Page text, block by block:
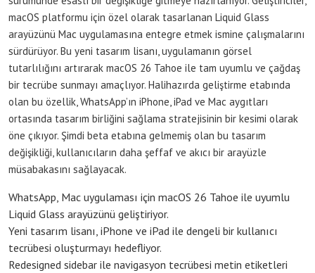
macOS platformu için özel olarak tasarlanan Liquid Glass
arayüzünü Mac uygulamasına entegre etmek ismine çalışmalarını
sürdürüyor. Bu yeni tasarım lisanı, uygulamanın görsel
tutarlılığını artırarak macOS 26 Tahoe ile tam uyumlu ve çağdaş
bir tecrübe sunmayı amaçlıyor. Halihazırda geliştirme etabında
olan bu özellik, WhatsApp’ın iPhone, iPad ve Mac aygıtları
ortasında tasarım birliğini sağlama stratejisinin bir kesimi olarak
öne çıkıyor. Şimdi beta etabına gelmemiş olan bu tasarım
değişikliği, kullanıcıların daha şeffaf ve akıcı bir arayüzle
müsabakasını sağlayacak.
WhatsApp, Mac uygulaması için macOS 26 Tahoe ile uyumlu
Liquid Glass arayüzünü geliştiriyor.
Yeni tasarım lisanı, iPhone ve iPad ile dengeli bir kullanıcı
tecrübesi oluşturmayı hedefliyor.
Redesigned sidebar ile navigasyon tecrübesi metin etiketleri